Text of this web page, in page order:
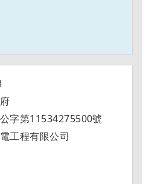
字第11534275500號
工程有限公司